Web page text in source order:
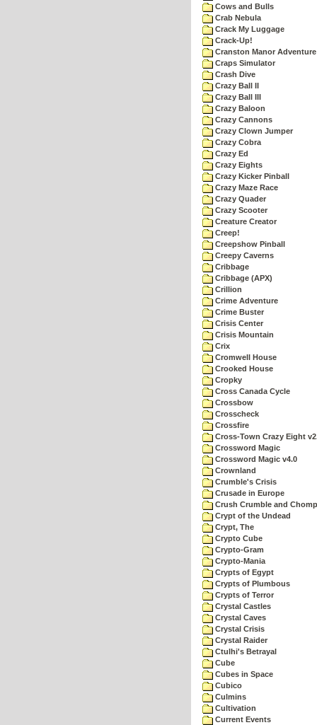
Cows and Bulls
Crab Nebula
Crack My Luggage
Crack-Up!
Cranston Manor Adventure
Craps Simulator
Crash Dive
Crazy Ball II
Crazy Ball III
Crazy Baloon
Crazy Cannons
Crazy Clown Jumper
Crazy Cobra
Crazy Ed
Crazy Eights
Crazy Kicker Pinball
Crazy Maze Race
Crazy Quader
Crazy Scooter
Creature Creator
Creep!
Creepshow Pinball
Creepy Caverns
Cribbage
Cribbage (APX)
Crillion
Crime Adventure
Crime Buster
Crisis Center
Crisis Mountain
Crix
Cromwell House
Crooked House
Cropky
Cross Canada Cycle
Crossbow
Crosscheck
Crossfire
Cross-Town Crazy Eight
Crossword Magic
Crossword Magic v4.0
Crownland
Crumble's Crisis
Crusade in Europe
Crush Crumble and Chomp
Crypt of the Undead
Crypt, The
Crypto Cube
Crypto-Gram
Crypto-Mania
Crypts of Egypt
Crypts of Plumbous
Crypts of Terror
Crystal Castles
Crystal Caves
Crystal Crisis
Crystal Raider
Ctulhi's Betrayal
Cube
Cubes in Space
Cubico
Culmins
Cultivation
Current Events